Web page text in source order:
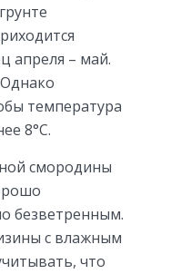
апреля – май.
температура
8°С.
смородины
безветренным.
с влажным
что